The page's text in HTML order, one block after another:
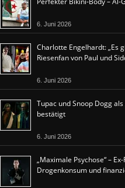
6. Juni 2026
Charlotte Engelhardt: „Es
Riesenfan von Paul und
6. Juni 2026
Tupac und Snoop Dogg
bestätigt
6. Juni 2026
„Maximale Psychose“ –
Drogenkonsum und